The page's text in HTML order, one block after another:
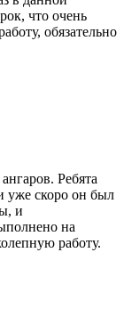
что очень
обязательно
Ребята
уже скоро он был
и
на
работу.